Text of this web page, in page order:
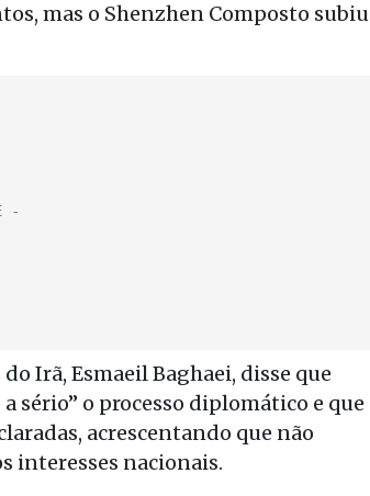
mas o Shenzhen Composto subiu
Irã, Esmaeil Baghaei, disse que
sério” o processo diplomático e que
acrescentando que não
interesses nacionais.